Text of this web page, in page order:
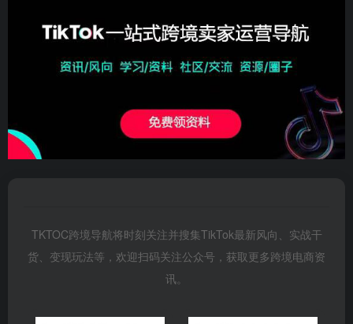
TKTOC跨境导航将时刻关注并搜集TikTok最新风向、实战干
货、变现玩法等，欢迎扫码关注公众号，获取更多跨境电商资
讯。